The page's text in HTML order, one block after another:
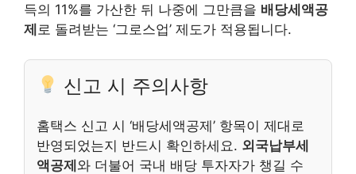
득의 11%를 가산한 뒤 나중에 그만큼을 배당세액공
제 로 돌려받는 ‘그로스업’ 제도가 적용됩니다.
신고 시 주의사항
홈택스 신고 시 ‘배당세액공제’ 항목이 제대로
반영되었는지 반드시 확인하세요. 외국납부세
액공제 와 더불어 국내 배당 투자자가 챙길 수